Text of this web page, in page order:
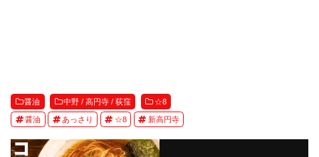
醤油 中野 / 高円寺 / 荻窪 ☆8
醤油 あっさり ☆8 新高円寺